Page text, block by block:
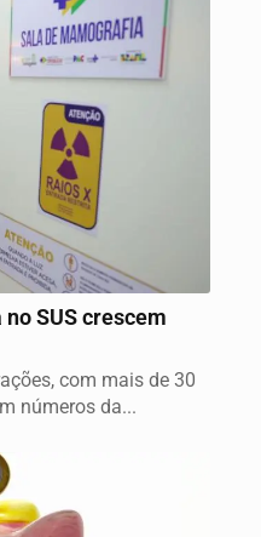
SUS crescem
com mais de 30
números da...